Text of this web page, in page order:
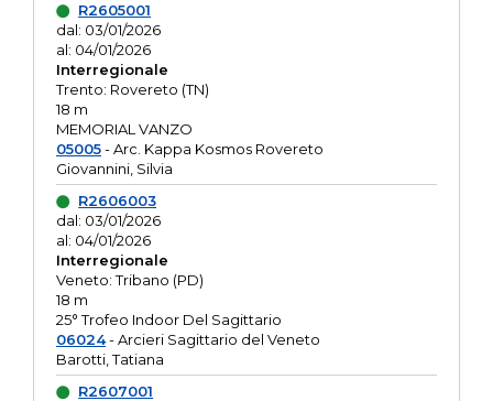
R2605001
dal: 03/01/2026
al: 04/01/2026
Interregionale
Trento: Rovereto (TN)
18 m
MEMORIAL VANZO
05005- Arc. Kappa Kosmos Rovereto
Giovannini, Silvia
R2606003
dal: 03/01/2026
al: 04/01/2026
Interregionale
Veneto: Tribano (PD)
18 m
25° Trofeo Indoor Del Sagittario
06024- Arcieri Sagittario del Veneto
Barotti, Tatiana
R2607001